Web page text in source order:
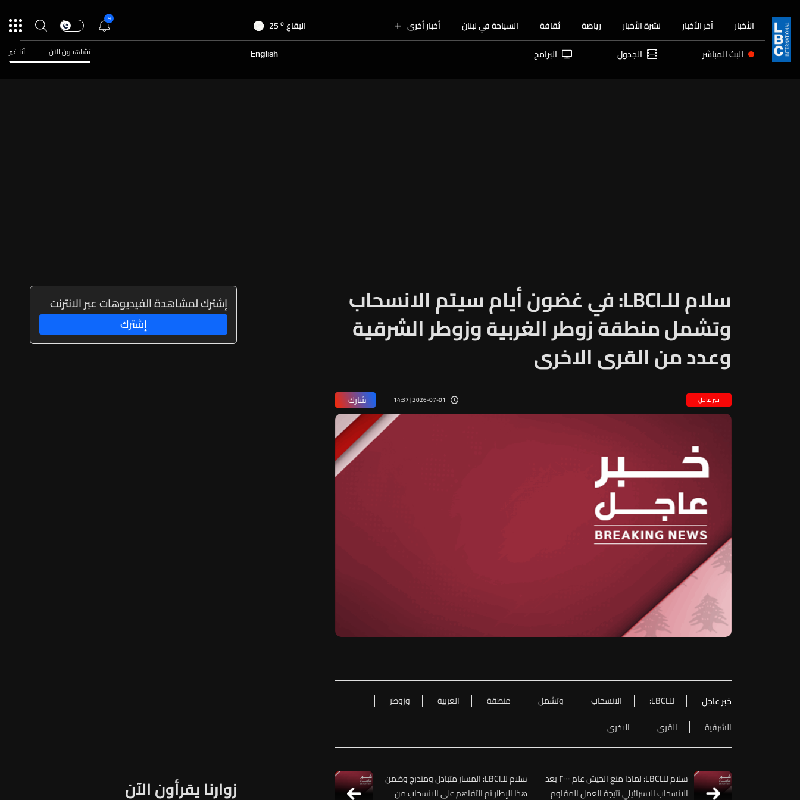
الأخبار آخر الأخبار نشرة الأخبار رياضة ثقافة السياحة في لبنان أخبار أخرى البقاع 25 o
الجنوب 30o
28
9
البث المباشر الجدول البرامج English تشاهدون الآن أنا غير
سلام للـLBCI: في غضون أيام سيتم الانسحاب
وتشمل منطقة زوطر الغربية وزوطر الشرقية
وعدد من القرى الاخرى
خبر عاجل 2026-07-01 | 14:37 شارك
خبر عاجل للـLBCI: الانسحاب وتشمل منطقة الغربية
وزوطر
الشرقية
القرى الاخرى
سلام للـLBCI: لماذا منع الجيش عام ٢٠٠٠ بعد
الانسحاب الاسرائيلي نتيجة العمل المقاوم
سلام للـLBCI: المسار متبادل ومتدرج وضمن
هذا الإطار تم التفاهم على الانسحاب من
إشترك لمشاهدة الفيديوهات عبر الانترنت
إشترك
زوارنا يقرأون الآن